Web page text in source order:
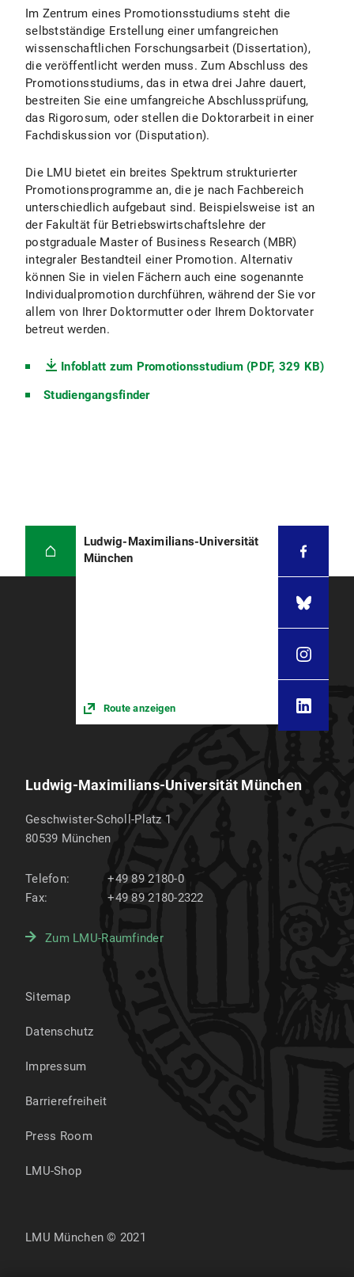
Im Zentrum eines Promotionsstudiums steht die
selbstständige Erstellung einer umfangreichen
wissenschaftlichen Forschungsarbeit (Dissertation),
die veröffentlicht werden muss. Zum Abschluss des
Promotionsstudiums, das in etwa drei Jahre dauert,
bestreiten Sie eine umfangreiche Abschlussprüfung,
das Rigorosum, oder stellen die Doktorarbeit in einer
Fachdiskussion vor (Disputation).
Die LMU bietet ein breites Spektrum strukturierter
Promotionsprogramme an, die je nach Fachbereich
unterschiedlich aufgebaut sind. Beispielsweise ist an
der Fakultät für Betriebswirtschaftslehre der
postgraduale Master of Business Research (MBR)
integraler Bestandteil einer Promotion. Alternativ
können Sie in vielen Fächern auch eine sogenannte
Individualpromotion durchführen, während der Sie vor
allem von Ihrer Doktormutter oder Ihrem Doktorvater
betreut werden.
Infoblatt zum Promotionsstudium (PDF, 329 KB)
Studiengangsfinder
Ludwig-Maximilians-Universität
München
Route anzeigen
Ludwig-Maximilians-Universität München
Geschwister-Scholl-Platz 1
80539 München
Telefon:
+49 89 2180-0
Fax:
+49 89 2180-2322
Zum LMU-Raumfinder
Sitemap
Datenschutz
Impressum
Barrierefreiheit
Press Room
LMU-Shop
LMU München © 2021